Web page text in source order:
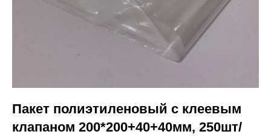
Пакет полиэтиленовый с клеевым
клапаном 200*200+40+40мм, 250шт/